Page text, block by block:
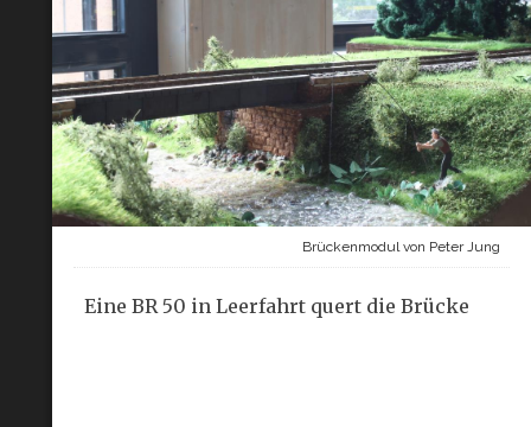
Brückenmodul von Peter Jung
Eine BR 50 in Leerfahrt quert die Brücke